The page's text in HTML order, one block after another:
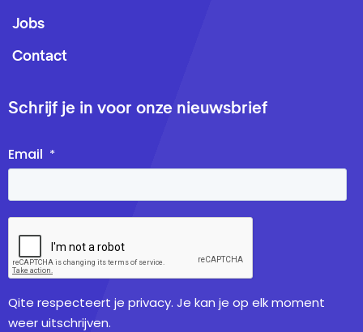
Jobs
Contact
Schrijf je in voor onze nieuwsbrief
Email *
Qite respecteert je privacy. Je kan je op elk moment
weer uitschrijven.